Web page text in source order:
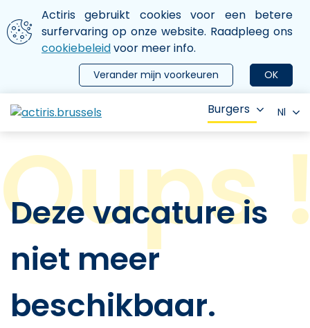
Aller au contenu principal
We gebruiken cookies
Actiris gebruikt cookies voor een betere
surfervaring op onze website. Raadpleeg ons
cookiebeleidvoor meer info.
OK
Verander mijn voorkeuren
le menu
Burgers Nl
Deze vacature is
niet meer
beschikbaar.